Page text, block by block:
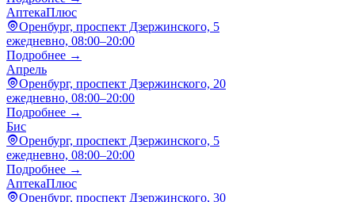
АптекаПлюс
Оренбург, проспект Дзержинского, 5
ежедневно, 08:00–20:00
Подробнее →
Апрель
Оренбург, проспект Дзержинского, 20
ежедневно, 08:00–20:00
Подробнее →
Бис
Оренбург, проспект Дзержинского, 5
ежедневно, 08:00–20:00
Подробнее →
АптекаПлюс
Оренбург, проспект Дзержинского, 30